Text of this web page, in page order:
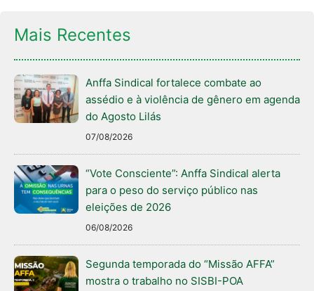
Mais Recentes
Anffa Sindical fortalece combate ao
assédio e à violência de gênero em agenda
do Agosto Lilás
07/08/2026
“Vote Consciente”: Anffa Sindical alerta
para o peso do serviço público nas
eleições de 2026
06/08/2026
Segunda temporada do “Missão AFFA”
mostra o trabalho no SISBI-POA